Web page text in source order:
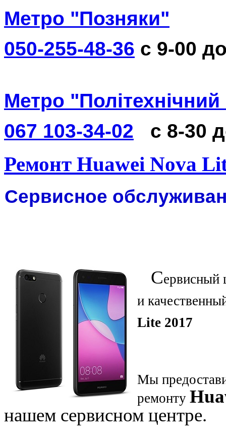
Метро "Позняки"
050-255-48-36 с 9-00
Метро "Політехнічний
067 103-34-02
с 8-30
Ремонт Huawei Nova
Сервисное
Сервисный
и
Lite 2017
Мы
ремонту
нашем сервисном центре.